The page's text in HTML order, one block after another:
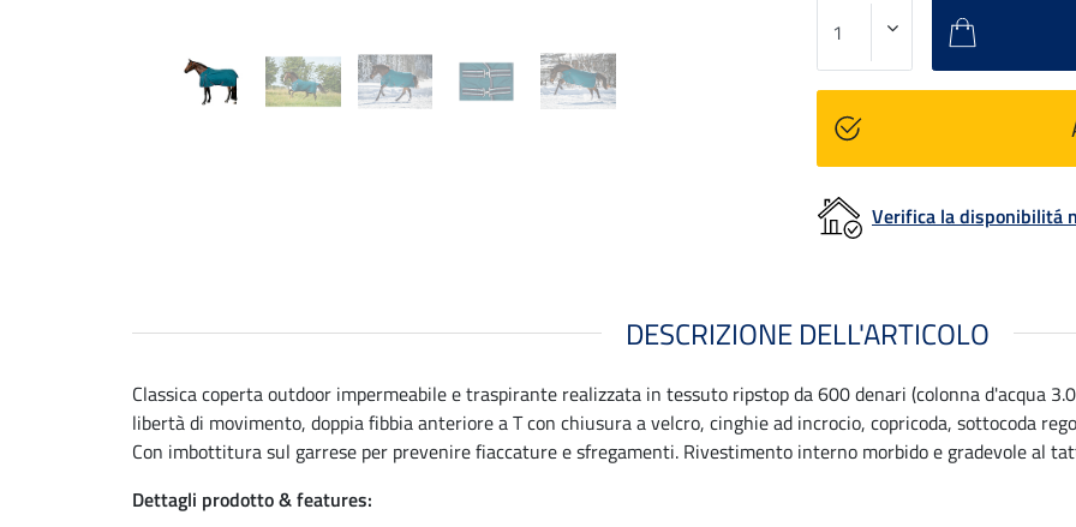
Verifica la disponibilitá
DESCRIZIONE DELL'ARTICOLO
Classica coperta outdoor impermeabile e traspirante realizzata in tessuto ripstop da 600 denari (colonna d'acqua
libertà di movimento, doppia fibbia anteriore a T con chiusura a velcro, cinghie ad incrocio, copricoda, sottocoda
Con imbottitura sul garrese per prevenire fiaccature e sfregamenti. Rivestimento interno morbido e gradevole al
Dettagli prodotto & features: